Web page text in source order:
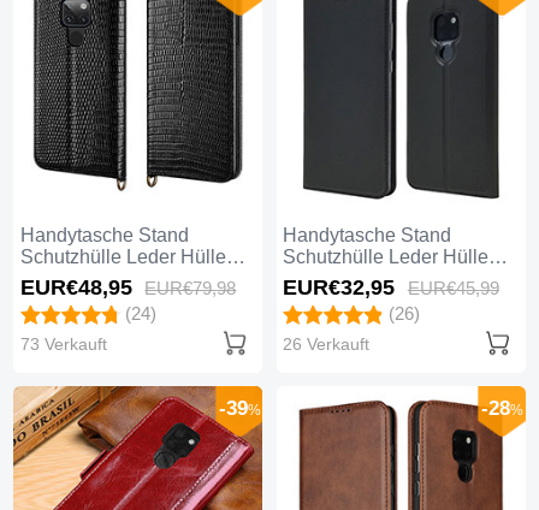
Handytasche Stand
Schutzhülle Leder Hülle
L11 für Huawei Mate 20
Schwarz
EUR€48,95 EUR€79,98
(24)
73 Verkauft
Handytasche Stand
Schutzhülle Leder Hülle
L05 für Huawei Mate 20
Schwarz
EUR€32,95 EUR€45,99
(26)
26 Verkauft
-39% -28%